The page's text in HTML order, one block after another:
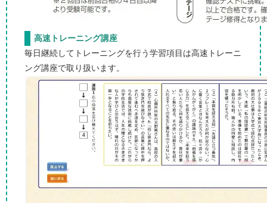
高速トレーニング講座
毎日継続してトレーニングを行う学習項目は高速トレーニ
ング講座で取り扱います。